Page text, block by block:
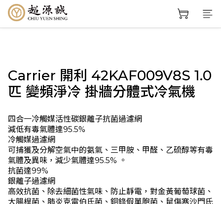
Carrier 開利 42KAF009V8S 1.0
匹 變頻淨冷 掛牆分體式冷氣機
四合一冷觸媒活性碳銀離子抗菌過濾網
減低有毒氣體達95.5%
冷觸媒過濾網
可捕獲及分解空氣中的氨氣、三甲胺、甲醛、乙硫醇等有毒
氣體及異味，減少氣體達95.5% 。
抗菌達99%
銀離子過濾網
高效抗菌、除去細菌性氣味、防止靜電，對金黃葡萄球菌、
大腸桿菌、肺炎克雷伯氏菌、銅錄假單胞菌、鼠傷寒沙門氏